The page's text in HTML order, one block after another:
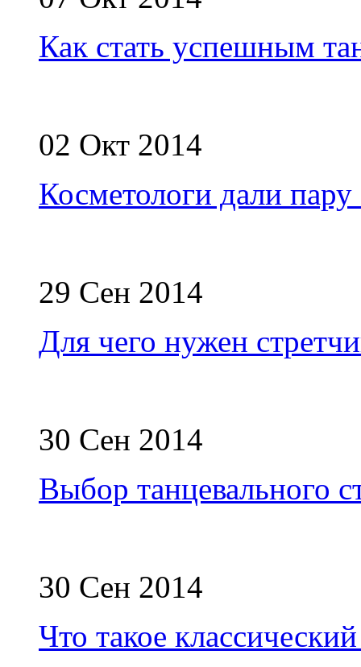
Как стать успешным
02 Окт 2014
Косметологи дали
29 Сен 2014
Для чего нужен
30 Сен 2014
Выбор танцевального
30 Сен 2014
Что такое